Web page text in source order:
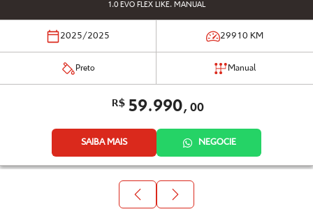
1.0 EVO FLEX LIKE. MANUAL
2025/2025 29910 KM
Preto Manual
R$59.990, 00
SAIBA MAIS NEGOCIE